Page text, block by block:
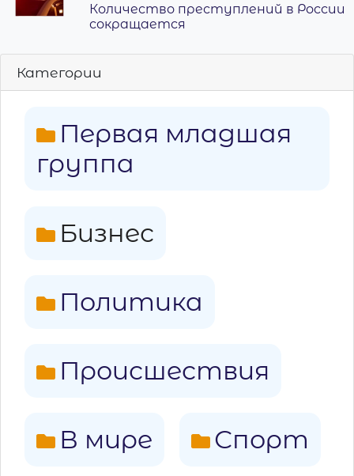
Категории
Первая младшая
группа
Бизнес
Политика
Происшествия
В мире Спорт
Количество преступлений в России
сокращается